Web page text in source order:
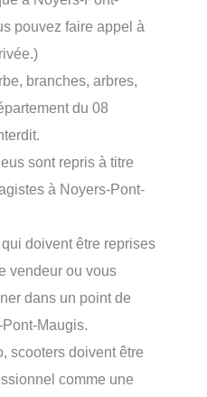
pouvez faire appel à
branches, arbres,
du 08
sont repris à titre
à Noyers-Pont-
doivent être reprises
vendeur ou vous
dans un point de
Maugis.
scooters doivent être
comme une